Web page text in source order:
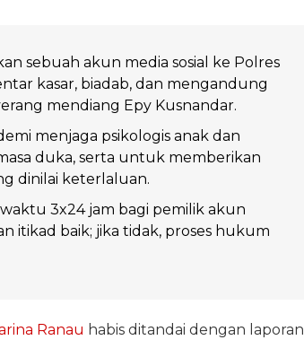
sebuah akun media sosial ke Polres
kasar, biadab, dan mengandung
mendiang Epy Kusnandar.
menjaga psikologis anak dan
duka, serta untuk memberikan
dinilai keterlaluan.
3x24 jam bagi pemilik akun
baik; jika tidak, proses hukum
Ranau habis ditandai dengan laporan